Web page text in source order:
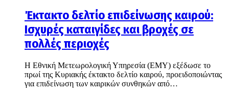
Έκτακτο δελτίο επιδείνωσης καιρού:
Ισχυρές καταιγίδες και βροχές σε
πολλές περιοχές
Η Εθνική Μετεωρολογική Υπηρεσία (ΕΜΥ) εξέδωσε το
πρωί της Κυριακής έκτακτο δελτίο καιρού, προειδοποιώντας
για επιδείνωση των καιρικών συνθηκών από…